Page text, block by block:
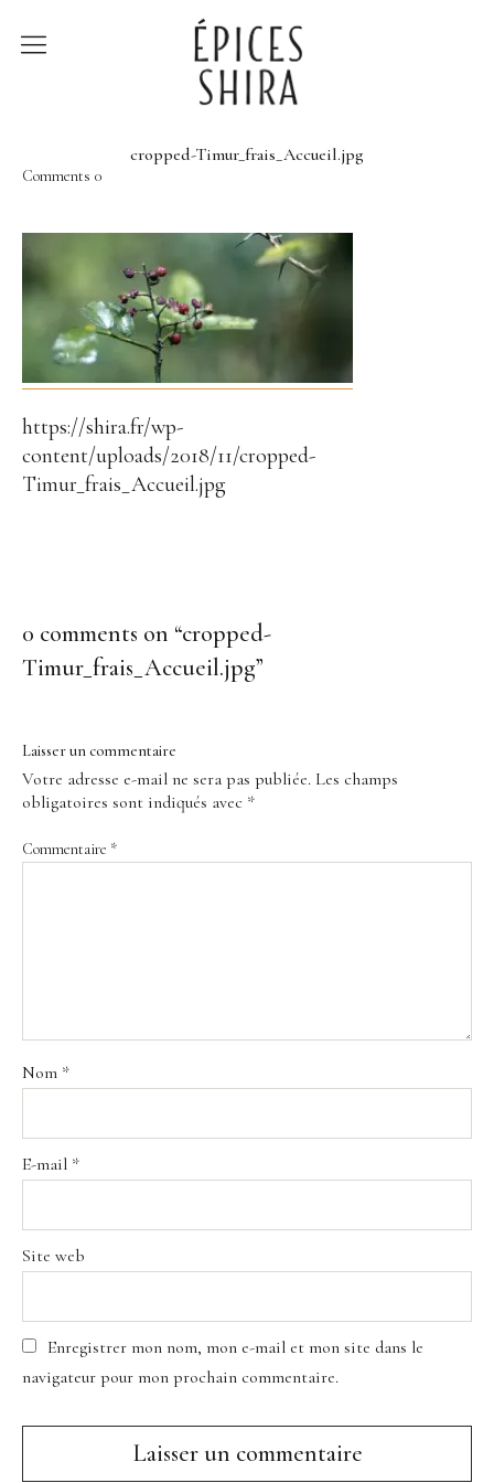
Épices Shira
À la rencontre des
producteurs
Lumière sur…
cropped-Timur_frais_Accueil.jpg
Comments 0
https://shira.fr/wp-
content/uploads/2018/11/cropped-
Timur_frais_Accueil.jpg
0 comments on “cropped-
Timur_frais_Accueil.jpg”
Laisser un commentaire
Votre adresse e-mail ne sera pas publiée. Les champs
obligatoires sont indiqués avec *
Commentaire *
Nom *
E-mail *
Site web
Enregistrer mon nom, mon e-mail et mon site dans le
navigateur pour mon prochain commentaire.